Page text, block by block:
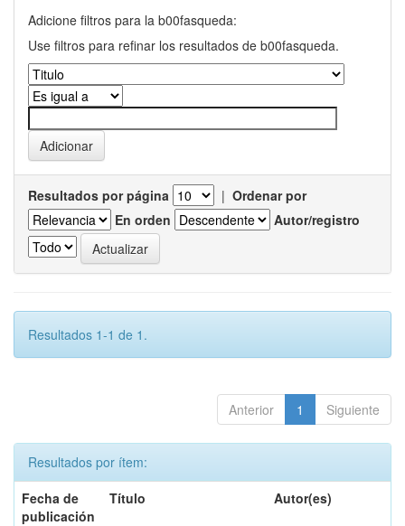
Adicione filtros para la b00fasqueda:
Use filtros para refinar los resultados de b00fasqueda.
Resultados por página | Ordenar por
En orden
Autor/registro
Resultados 1-1 de 1.
Anterior 1 Siguiente
Resultados por ítem:
Fecha de
publicación
Título Autor(es)